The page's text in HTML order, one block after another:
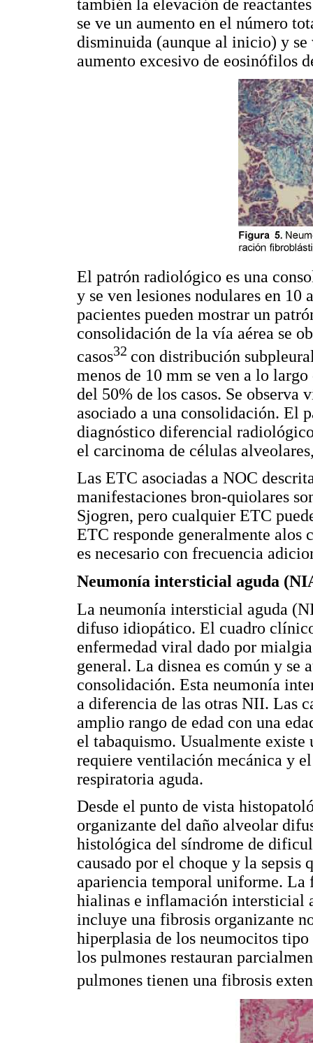
también la elevación de
se ve un aumento en el número
disminuida (aunque al inicio) y
aumento excesivo de eosinófilos
El patrón radiológico es una
y se ven lesiones nodulares en 10
pacientes pueden mostrar un
consolidación de la vía aérea se
casos32 con distribución
menos de 10 mm se ven a lo
del 50% de los casos. Se observa
asociado a una consolidación. El
diagnóstico diferencial
el carcinoma de células
Las ETC asociadas a NOC
manifestaciones bron-quiolares
Sjogren, pero cualquier ETC
ETC responde generalmente
es necesario con frecuencia
Neumonía intersticial aguda
La neumonía intersticial aguda
difuso idiopático. El cuadro
enfermedad viral dado por
general. La disnea es común y se
consolidación. Esta neumonía
a diferencia de las otras NII. Las
amplio rango de edad con una
el tabaquismo. Usualmente
requiere ventilación mecánica y
respiratoria aguda.
Desde el punto de vista
organizante del daño alveolar
histológica del síndrome de
causado por el choque y la
apariencia temporal uniforme. La
hialinas e inflamación intersticial
incluye una fibrosis organizante
hiperplasia de los neumocitos
los pulmones restauran
pulmones tienen una fibrosis